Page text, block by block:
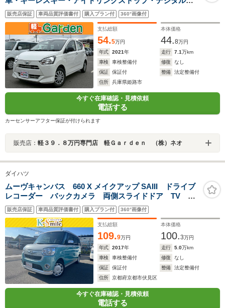
ーター
販売店保証 車両品質評価書付 購入プラン付 360°画像付
支払総額
54.5万円
本体価格
44.8万円
年式
2021年 走行 7.1万km
車検
車検整備付 修復
なし
保証
保証付 整備
法定整備付
住所
兵庫県姫路市
今すぐ在庫確認・見積依頼
電話する
カーセンサーアフター保証が付けられます
販売店： 軽３９．８万円専門店 軽Ｇａｒｄｅｎ （株）ネオ
ダイハツ
ムーヴキャンバス 660 X メイクアップ SAIII ドライブ
レコーダー バックカメラ 両側スライドドア TV ク
リアランスソナー 衝突被害軽減システム オートマチ
ックハイビーム スマートキー アイドリングストッ
プ 電動格納ミラー CVT ベンチシート
販売店保証 車両品質評価書付 購入プラン付 360°画像付
支払総額
109.9万円
本体価格
100.3万円
年式
2017年 走行 5.0万km
車検
車検整備付 修復
なし
保証
保証付 整備
法定整備付
住所
京都府京都市伏見区
今すぐ在庫確認・見積依頼
電話する